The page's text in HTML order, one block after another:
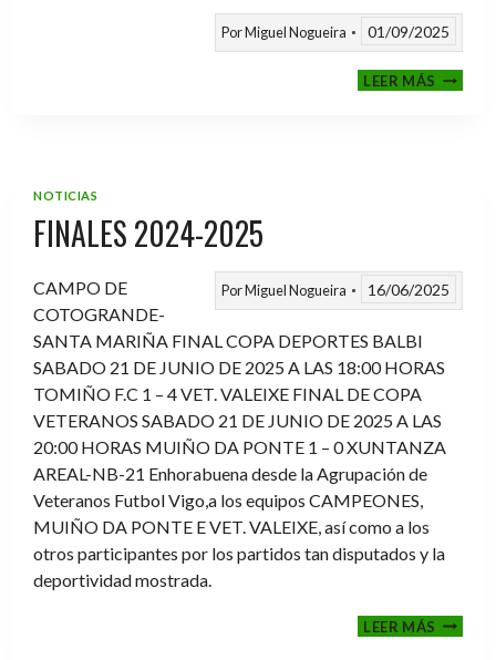
PorMiguel Nogueira 01/09/2025
LEER MÁSVI
NOTICIAS
FINALES 2024-2025
PorMiguel Nogueira 16/06/2025
CAMPO DE
COTOGRANDE-
SANTA MARIÑA FINAL COPA DEPORTES BALBI
SABADO 21 DE JUNIO DE 2025 A LAS 18:00 HORAS
TOMIÑO F.C 1 – 4 VET. VALEIXE FINAL DE COPA
VETERANOS SABADO 21 DE JUNIO DE 2025 A LAS
20:00 HORAS MUIÑO DA PONTE 1 – 0 XUNTANZA
AREAL-NB-21 Enhorabuena desde la Agrupación de
Veteranos Futbol Vigo,a los equipos CAMPEONES,
MUIÑO DA PONTE E VET. VALEIXE, así como a los
otros participantes por los partidos tan disputados y la
deportividad mostrada.
LEER MÁS
2024-